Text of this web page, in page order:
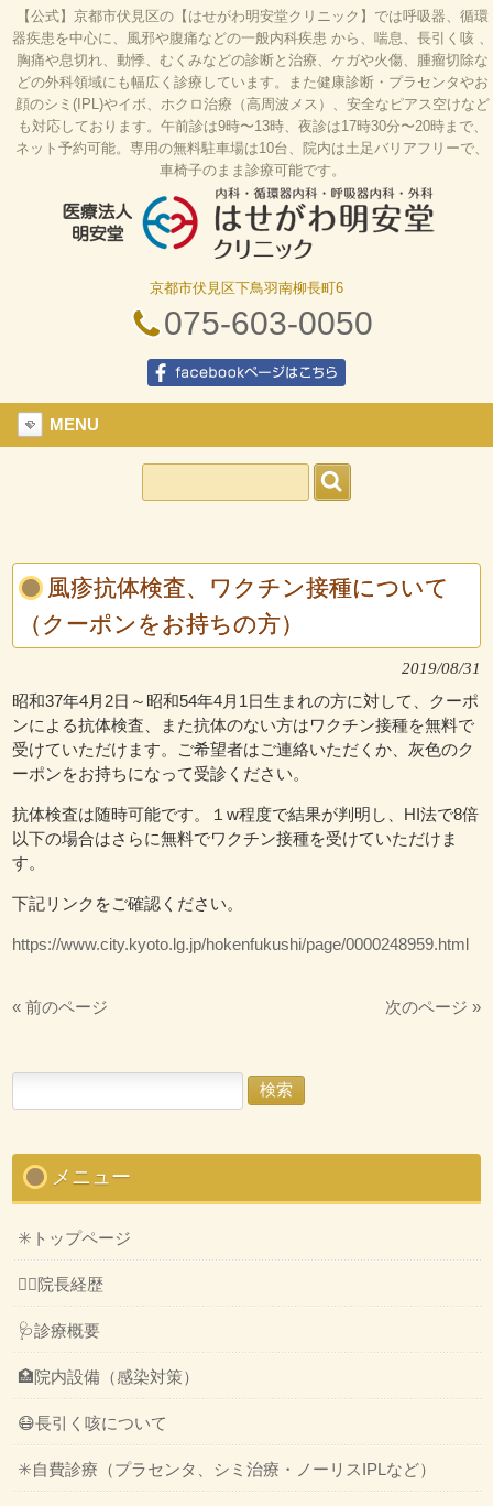
【公式】京都市伏見区の【はせがわ明安堂クリニック】では呼吸器、循環
器疾患を中心に、風邪や腹痛などの一般内科疾患 から、喘息、長引く咳 、
胸痛や息切れ、動悸、むくみなどの診断と治療、ケガや火傷、腫瘤切除な
どの外科領域にも幅広く診療しています。また健康診断・プラセンタやお
顔のシミ(IPL)やイボ、ホクロ治療（高周波メス）、安全なピアス空けなど
も対応しております。午前診は9時〜13時、夜診は17時30分〜20時まで、
ネット予約可能。専用の無料駐車場は10台、院内は土足バリアフリーで、
車椅子のまま診療可能です。
はせがわ明安堂クリニックの公式HP、京都市伏見
区の内科、呼吸器科、循環器科、外科の診療、オン
ライン診療、駐車場10台、web予約、バリアフリ
ー、プラセンタ
京都市伏見区下鳥羽南柳長町6
075-603-0050
MENU
風疹抗体検査、ワクチン接種について
（クーポンをお持ちの方）
2019/08/31
昭和37年4月2日～昭和54年4月1日生まれの方に対して、クーポ
ンによる抗体検査、また抗体のない方はワクチン接種を無料で
受けていただけます。ご希望者はご連絡いただくか、灰色のク
ーポンをお持ちになって受診ください。
抗体検査は随時可能です。１w程度で結果が判明し、HI法で8倍
以下の場合はさらに無料でワクチン接種を受けていただけま
す。
下記リンクをご確認ください。
https://www.city.kyoto.lg.jp/hokenfukushi/page/0000248959.html
« 前のページ 次のページ »
索:
メニュー
✳️トップページ
👨‍⚕️院長経歴
🩺診療概要
🏥院内設備（感染対策）
😷長引く咳について
✳️自費診療（プラセンタ、シミ治療・ノーリスIPLなど）